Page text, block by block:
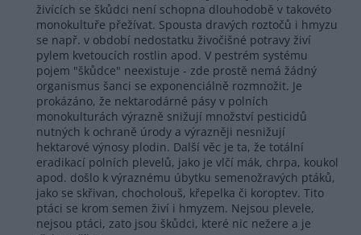
živících se škůdci není schopna dlouhodobě v takovéto
monokultuře přežívat. Spousta dravých roztočů i hmyzu
se např. v období nedostatku živočišné potravy živí
pylem kvetoucích rostlin apod. V pestrém systému
pojem "škůdce" neexistuje - zde prostě nemá žádný
organismus šanci se exponenciálně rozmnožit. Je
prokázáno, že nektarodárné pásy v polních
monokulturách výrazně snižují množství pesticidů
nutných k ochraně úrody a výrazněji nesnižují
hektarové výnosy plodin. Další věc je ta, že totální
eradikací polních plevelů, jako je vlčí mák, chrpa, koukol
apod. došlo k výraznému úbytku semenožravých ptáků,
jako se skřivan, chocholouš, křepelka či koroptev. Tito
ptáci se krom semen živí i hmyzem. Nejsou plevele,
nejsou ptáci, zato jsou škůdci, které nic nežere a je